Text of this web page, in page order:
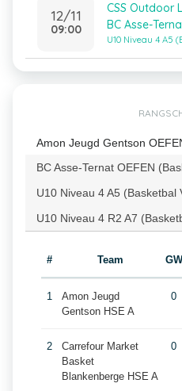
12/11
09:00
CSS Outdoor
BC Asse-
U10 Niveau 4 A5
Amon Jeugd Gentson
BC Asse-Ternat OEFEN
U10 Niveau 4 A5 (Basketbal
U10 Niveau 4 R2 A7
# Team GW
1
Amon Jeugd
Gentson HSE A
0
2
Carrefour Market
Basket
Blankenberge HSE A
0